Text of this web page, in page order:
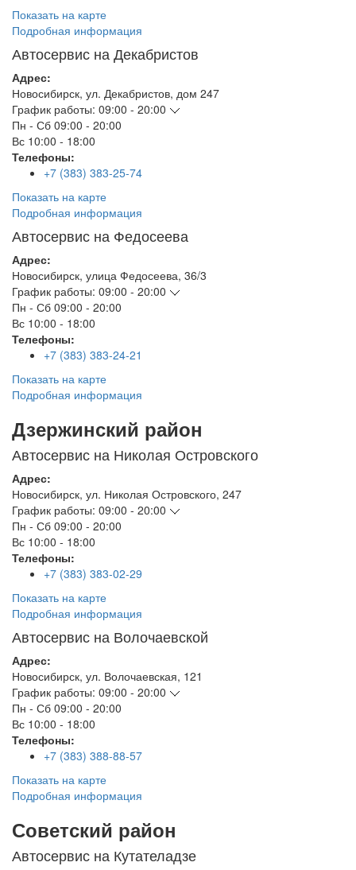
Показать на карте
Подробная информация
Автосервис на Декабристов
Адрес:
Новосибирск, ул. Декабристов, дом 247
График работы: 09:00 - 20:00
Пн - Сб 09:00 - 20:00
Вс 10:00 - 18:00
Телефоны:
+7 (383) 383-25-74
Показать на карте
Подробная информация
Автосервис на Федосеева
Адрес:
Новосибирск, улица Федосеева, 36/3
График работы: 09:00 - 20:00
Пн - Сб 09:00 - 20:00
Вс 10:00 - 18:00
Телефоны:
+7 (383) 383-24-21
Показать на карте
Подробная информация
Дзержинский район
Автосервис на Николая Островского
Адрес:
Новосибирск, ул. Николая Островского, 247
График работы: 09:00 - 20:00
Пн - Сб 09:00 - 20:00
Вс 10:00 - 18:00
Телефоны:
+7 (383) 383-02-29
Показать на карте
Подробная информация
Автосервис на Волочаевской
Адрес:
Новосибирск, ул. Волочаевская, 121
График работы: 09:00 - 20:00
Пн - Сб 09:00 - 20:00
Вс 10:00 - 18:00
Телефоны:
+7 (383) 388-88-57
Показать на карте
Подробная информация
Советский район
Автосервис на Кутателадзе